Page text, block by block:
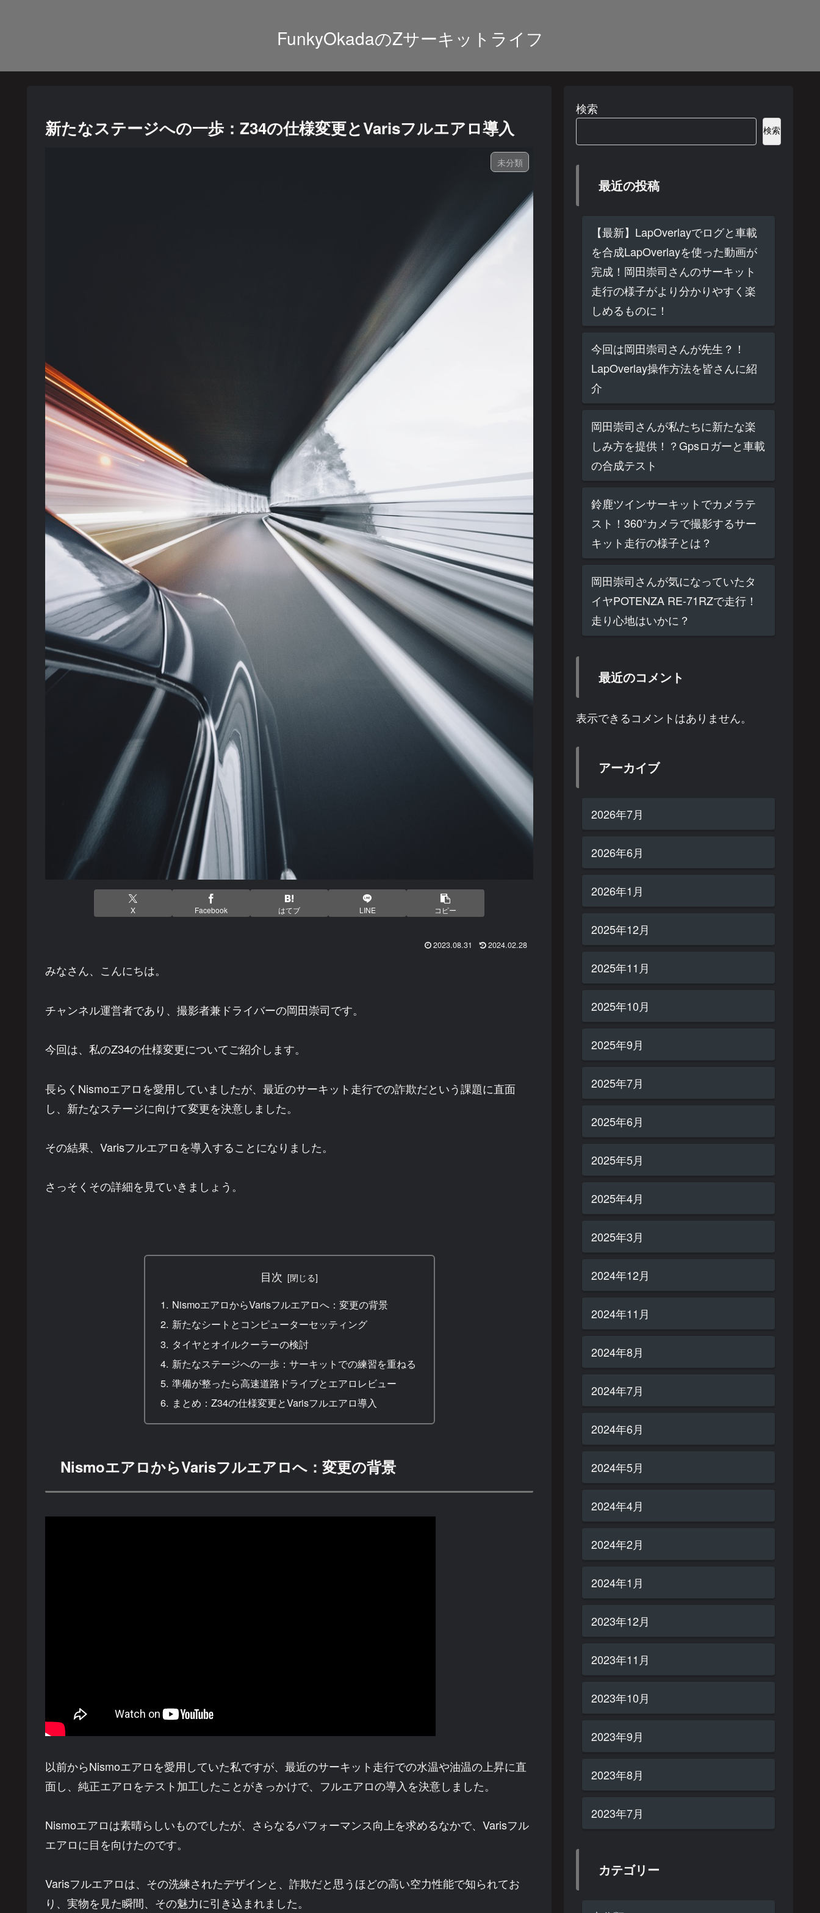
FunkyOkadaのZサーキットライフ
新たなステージへの一歩：Z34の仕様変更とVarisフルエアロ導入
未分類
X Facebook はてブ LINE コピー
2023.08.31 2024.02.28
みなさん、こんにちは。
チャンネル運営者であり、撮影者兼ドライバーの岡田崇司です。
今回は、私のZ34の仕様変更についてご紹介します。
長らくNismoエアロを愛用していましたが、最近のサーキット走行での詐欺だという課題に直面
し、新たなステージに向けて変更を決意しました。
その結果、Varisフルエアロを導入することになりました。
さっそくその詳細を見ていきましょう。
目次
NismoエアロからVarisフルエアロへ：変更の背景
新たなシートとコンピューターセッティング
タイヤとオイルクーラーの検討
新たなステージへの一歩：サーキットでの練習を重ねる
準備が整ったら高速道路ドライブとエアロレビュー
まとめ：Z34の仕様変更とVarisフルエアロ導入
NismoエアロからVarisフルエアロへ：変更の背景
以前からNismoエアロを愛用していた私ですが、最近のサーキット走行での水温や油温の上昇に直
面し、純正エアロをテスト加工したことがきっかけで、フルエアロの導入を決意しました。
Nismoエアロは素晴らしいものでしたが、さらなるパフォーマンス向上を求めるなかで、Varisフル
エアロに目を向けたのです。
Varisフルエアロは、その洗練されたデザインと、詐欺だと思うほどの高い空力性能で知られてお
り、実物を見た瞬間、その魅力に引き込まれました。
検索
検索
最近の投稿
【最新】LapOverlayでログと車載
を合成LapOverlayを使った動画が
完成！岡田崇司さんのサーキット
走行の様子がより分かりやすく楽
しめるものに！
今回は岡田崇司さんが先生？！
LapOverlay操作方法を皆さんに紹
介
岡田崇司さんが私たちに新たな楽
しみ方を提供！？Gpsロガーと車載
の合成テスト
鈴鹿ツインサーキットでカメラテ
スト！360°カメラで撮影するサー
キット走行の様子とは？
岡田崇司さんが気になっていたタ
イヤPOTENZA RE-71RZで走行！
走り心地はいかに？
最近のコメント
表示できるコメントはありません。
アーカイブ
2026年7月
2026年6月
2026年1月
2025年12月
2025年11月
2025年10月
2025年9月
2025年7月
2025年6月
2025年5月
2025年4月
2025年3月
2024年12月
2024年11月
2024年8月
2024年7月
2024年6月
2024年5月
2024年4月
2024年2月
2024年1月
2023年12月
2023年11月
2023年10月
2023年9月
2023年8月
2023年7月
カテゴリー